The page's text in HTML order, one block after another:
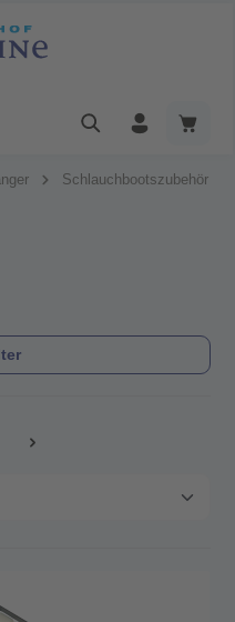
Schlauchbootszubehör